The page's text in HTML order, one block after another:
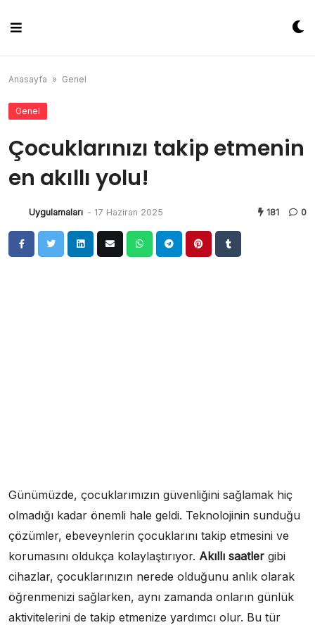
content
Anasayfa » Genel
Genel
Çocuklarınızı takip etmenin
en akıllı yolu!
Uygulamaları - 17 Haziran 2025 181 0
Günümüzde, çocuklarımızın güvenliğini sağlamak hiç
olmadığı kadar önemli hale geldi. Teknolojinin sunduğu
çözümler, ebeveynlerin çocuklarını takip etmesini ve
korumasını oldukça kolaylaştırıyor. Akıllı saatler gibi
cihazlar, çocuklarınızın nerede olduğunu anlık olarak
öğrenmenizi sağlarken, aynı zamanda onların günlük
aktivitelerini de takip etmenize yardımcı olur. Bu tür